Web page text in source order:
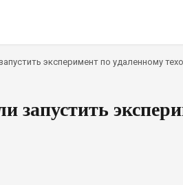
эксперимент по удаленному
запустить